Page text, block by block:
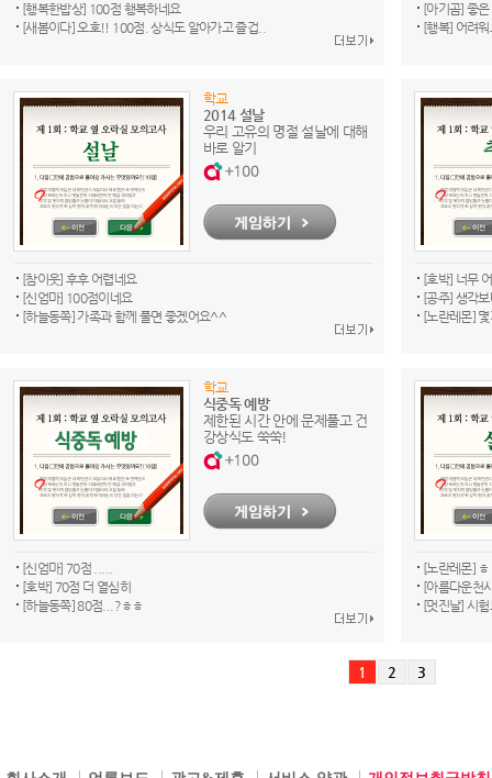
[행복한밥상] 100점 행복하네요
[새봄이다] 오호!! 100점. 상식도 알아가고 즐겁..
[아기곰] 좋
[행복] 어려
학교
2014 설날
우리 고유의 명절 설날에 대해
바로 알기
[참이웃] 후후 어렵네요
[신엄마] 100점이네요
[하늘동쪽] 가족과 함께 풀면 좋겠어요^^
[호박] 너무
[공주] 생각
[노란레몬]
학교
식중독 예방
제한된 시간 안에 문제풀고 건
강상식도 쑥쑥!
[신엄마] 70점 .....
[호박] 70점 더 열심히
[하늘동쪽] 80점...?ㅎㅎ
[노란레몬]
[아름다운천
[멋진날] 시
1 2 3